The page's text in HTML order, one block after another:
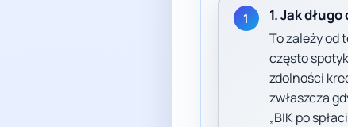
1 1. Jak
To zależy od
często
zdolności
zwłaszcza
„BIK po